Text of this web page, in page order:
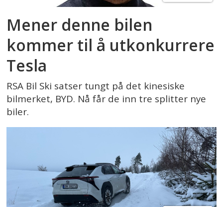
Mener denne bilen
kommer til å utkonkurrere
Tesla
RSA Bil Ski satser tungt på det kinesiske
bilmerket, BYD. Nå får de inn tre splitter nye
biler.